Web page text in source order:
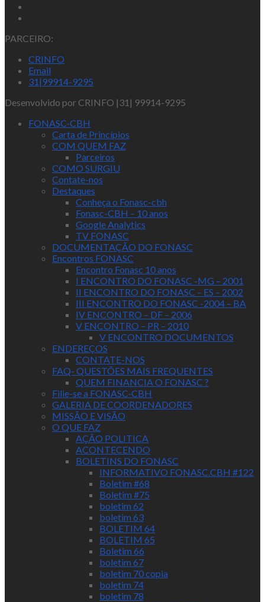
PARCEIRO:
CRINFO
Email
31|99914-9295
Desenvolvido por CRINFO |31| 99914-9295
FONASC-CBH
Carta de Princípios
COM QUEM FAZ
Parceiros
COMO SURGIU
Contate-nos
Destaques
Conheça o Fonasc-cbh
Fonasc-CBH – 10 anos
Google Analytics
TV FONASC
DOCUMENTAÇÃO DO FONASC
Encontros FONASC
Encontro Fonasc 10 anos
I ENCONTRO DO FONASC -MG – 2001
II ENCONTRO DO FONASC – ES – 2002
III ENCONTRO DO FONASC -2004 – BA
IV ENCONTRO – DF – 2006
V ENCONTRO – PR – 2010
V ENCONTRO DOCUMENTOS
ENDEREÇOS
CONTATE-NOS
FAQ- QUESTÕES MAIS FREQUENTES
QUEM FINANCIA O FONASC ?
Filie-se a FONASC-CBH
GALERIA DE COORDENADORES
MISSÃO E VISÃO
O QUE FAZ
AÇÃO POLITICA
ACONTECENDO
BOLETINS DO FONASC
INFORMATIVO FONASC.CBH #122
Boletim #68
Boletim #75
boletim 62
boletim 63
BOLETIM 64
BOLETIM 65
Boletim 66
boletim 67
boletim 70 copia
boletim 74
boletim 78